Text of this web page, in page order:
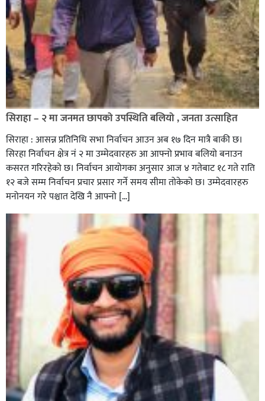
सिराहा – २ मा जनमत छापको उपस्थिति बलियो , जनता उत्साहित
सिराहा : आसन्न प्रतिनिधि सभा निर्वाचन आउन अब १७ दिन मात्रै बाकी छ।
सिरहा निर्वाचन क्षेत्र नं २ मा उम्मेदवारहरु आ आफ्नो प्रभाव बलियो बनाउन
कसरत गरिरहेको छ। निर्वाचन आयोगका अनुसार आज ४ गतेबाट १८ गते राति
१२ बजे सम्म निर्वाचन प्रचार प्रसार गर्ने समय सीमा तोकेको छ। उम्मेदवारहरु
मनोनयन गरे पश्चात देखि नै आफ्नो […]